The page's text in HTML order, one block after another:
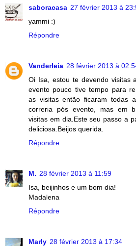
saboracasa 27 février 2013 à
yammi :)
Répondre
Vanderleia 28 février 2013 à
Oi Isa, estou te devendo visitas
evento pouco tive tempo para
as visitas então ficaram todas
correria pós evento, mas em
visitas em dia.Este seu passo a
deliciosa.Beijos querida.
Répondre
M. 28 février 2013 à 11:59
Isa, beijinhos e um bom dia!
Madalena
Répondre
Marly 28 février 2013 à 17:34